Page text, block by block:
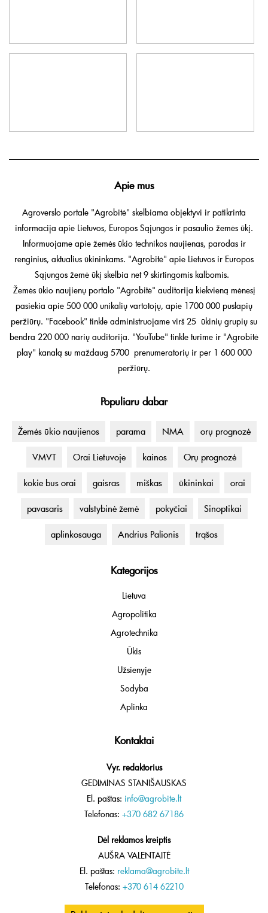
Apie mus
Agroverslo portale "Agrobitė" skelbiama objektyvi ir patikrinta
informacija apie Lietuvos, Europos Sąjungos ir pasaulio žemės ūkį.
Informuojame apie žemės ūkio technikos naujienas, parodas ir
renginius, aktualius ūkininkams. "Agrobitė" apie Lietuvos ir Europos
Sąjungos žemė ūkį skelbia net 9 skirtingomis kalbomis.
Žemės ūkio naujienų portalo "Agrobitė" auditorija kiekvieną mėnesį
pasiekia apie 500 000 unikalių vartotojų, apie 1700 000 puslapių
peržiūrų. "Facebook" tinkle administruojame virš 25 ūkinių grupių su
bendra 220 000 narių auditorija. "YouTube" tinkle turime ir "Agrobitė
play" kanalą su maždaug 5700 prenumeratorių ir per 1 600 000
peržiūrų.
Populiaru dabar
Žemės ūkio naujienos parama NMA orų prognozė
VMVT Orai Lietuvoje kainos Orų prognozė
kokie bus orai gaisras miškas ūkininkai orai
pavasaris valstybinė žemė pokyčiai Sinoptikai
aplinkosauga Andrius Palionis trąšos
Kategorijos
Lietuva
Agropolitika
Agrotechnika
Ūkis
Užsienyje
Sodyba
Aplinka
Kontaktai
Vyr. redaktorius
GEDIMINAS STANIŠAUSKAS
El. paštas: info@agrobite.lt
Telefonas: +370 682 67186
Dėl reklamos kreiptis
AUŠRA VALENTAITĖ
El. paštas: reklama@agrobite.lt
Telefonas: +370 614 62210